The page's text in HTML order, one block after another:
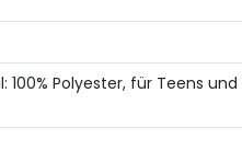
100% Polyester, für Teens